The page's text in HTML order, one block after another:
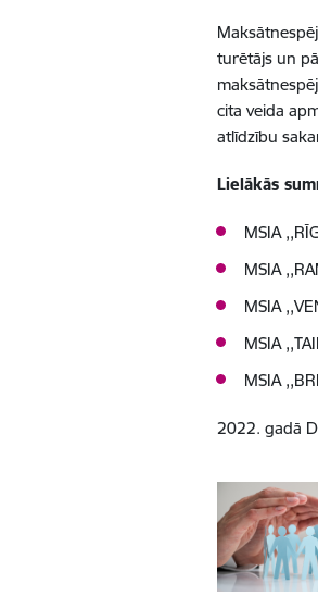
turētājs un
cita veida
atlīdzību
Lielākās
MSIA
MSIA
MSIA
MSIA
MSIA
2022. gadā